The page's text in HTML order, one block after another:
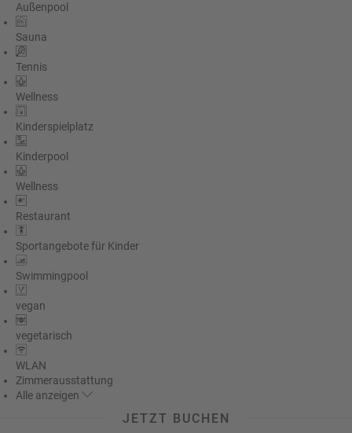
Außenpool
Sauna
Tennis
Wellness
Kinderspielplatz
Kinderpool
Wellness
Restaurant
Sportangebote für Kinder
Swimmingpool
vegan
vegetarisch
WLAN
Zimmerausstattung
Alle anzeigen
JETZT BUCHEN